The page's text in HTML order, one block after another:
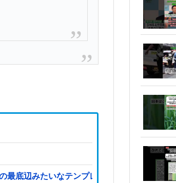
底辺みたいなテンプレ左翼カルト陰謀妄想